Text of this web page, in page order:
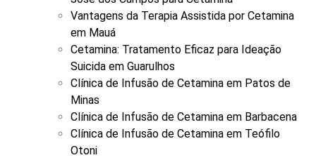
Vantagens da Terapia Assistida por Cetamina
em Mauá
Cetamina: Tratamento Eficaz para Ideação
Suicida em Guarulhos
Clínica de Infusão de Cetamina em Patos de
Minas
Clínica de Infusão de Cetamina em Barbacena
Clínica de Infusão de Cetamina em Teófilo
Otoni